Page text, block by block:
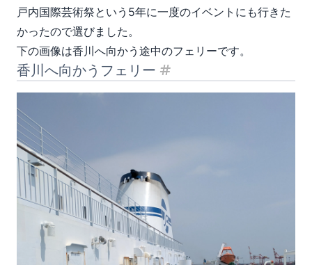
戸内国際芸術祭という5年に一度のイベントにも行きた
かったので選びました。
下の画像は香川へ向かう途中のフェリーです。
香川へ向かうフェリー
見出し「香川へ向かう